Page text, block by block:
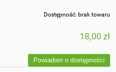
Dostępność: brak towaru
18,00 zł
Powiadom o dostępności